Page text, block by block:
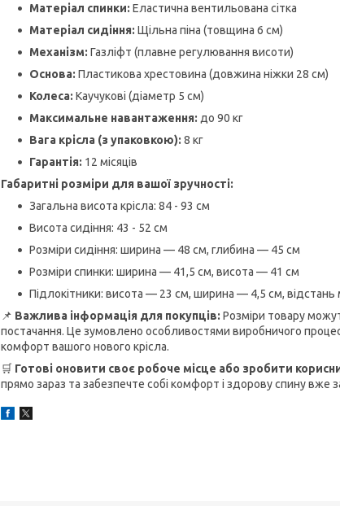
Матеріал спинки: Еластична вентильована сітка
Матеріал сидіння: Щільна піна (товщина 6 см)
Механізм: Газліфт (плавне регулювання висоти)
Основа: Пластикова хрестовина (довжина ніжки 28 см)
Колеса: Каучукові (діаметр 5 см)
Максимальне навантаження: до 90 кг
Вага крісла (з упаковкою): 8 кг
Гарантія: 12 місяців
Габаритні розміри для вашої зручності:
Загальна висота крісла: 84 - 93 см
Висота сидіння: 43 - 52 см
Розміри сидіння: ширина — 48 см, глибина — 45 см
Розміри спинки: ширина — 41,5 см, висота — 41 см
Підлокітники: висота — 23 см, ширина — 4,5 см,
📌 Важлива інформація для покупців: Розміри товару
постачання. Це зумовлено особливостями виробничого
комфорт вашого нового крісла.
🛒 Готові оновити своє робоче місце або зробити
прямо зараз та забезпечте собі комфорт і здорову спину вже